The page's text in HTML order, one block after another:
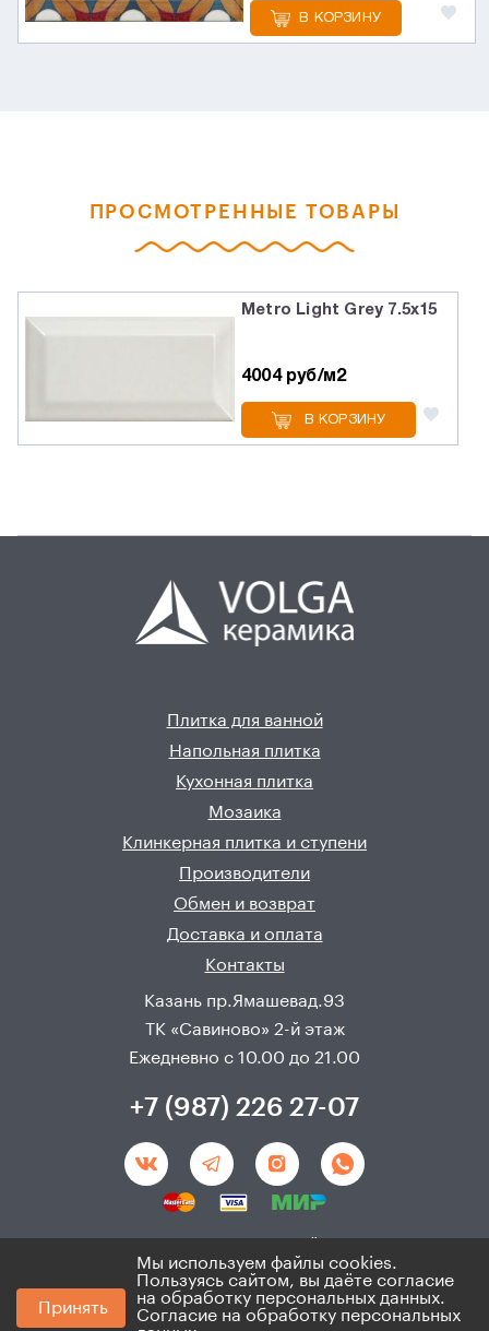
В КОРЗИНУ
ПРОСМОТРЕННЫЕ ТОВАРЫ
Metro Light Grey 7.5х15
4004 руб/м2
В КОРЗИНУ
Плитка для ванной
Напольная плитка
Кухонная плитка
Мозаика
Клинкерная плитка и ступени
Производители
Обмен и возврат
Доставка и оплата
Контакты
Казань пр.Ямашевад.93
ТК «Савиново» 2-й этаж
Ежедневно с 10.00 до 21.00
+7 (987) 226 27-07
© 2008 - 2026. ИП Хадыев Р.И.(ИНН 166010471459). Не
является публичной офертой.
Политика по персональным данным и согласие на
Принять
Мы используем файлы cookies.
Пользуясь сайтом, вы даёте согласие
на обработку персональных данных.
Согласие на обработку персональных